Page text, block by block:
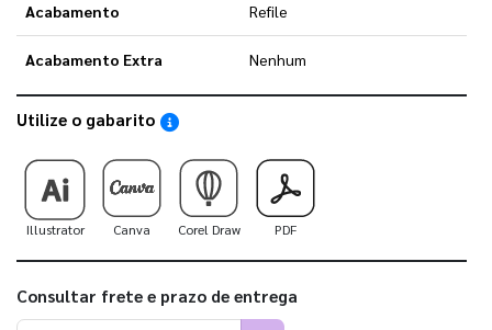
Acabamento Refile
Acabamento Extra Nenhum
Utilize o gabarito Saiba como utilizar os nossos gabaritos
Illustrator Canva Corel Draw PDF
Consultar frete e prazo de entrega